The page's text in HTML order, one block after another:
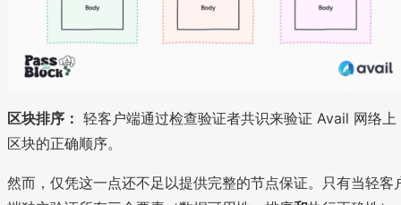
区块排序： 轻客户端通过检查验证者共识来验证 Avail 网络上
区块的正确顺序。
然而，仅凭这一点还不足以提供完整的节点保证。只有当轻客